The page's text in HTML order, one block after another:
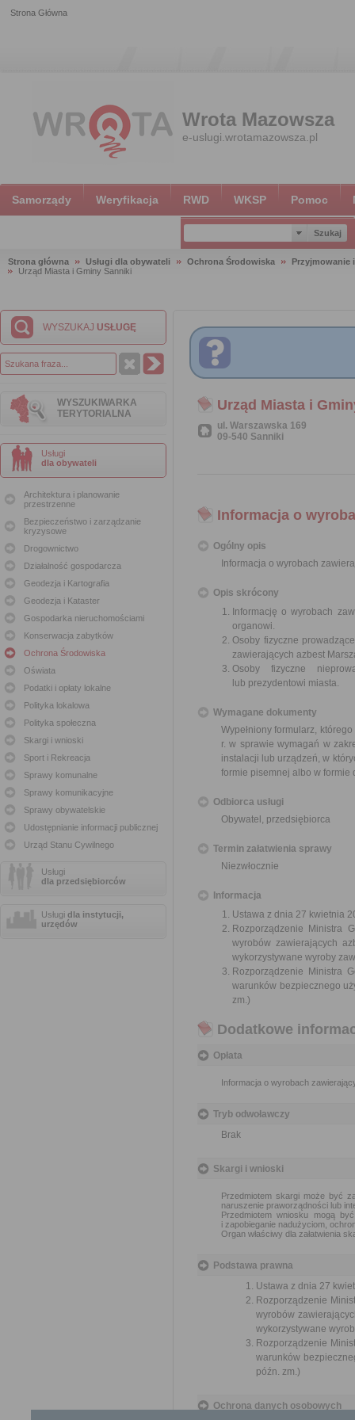
Strona Główna
Wrota Mazowsza
e-uslugi.wrotamazowsza.pl
Samorządy Weryfikacja RWD WKSP Pomoc
Strona główna Usługi dla obywateli Ochrona Środowiska
Przyjmowanie
Urząd Miasta i Gminy Sanniki
WYSZUKAJ USŁUGĘ
WYSZUKIWARKA
TERYTORIALNA
Usługi
dla obywateli
Architektura i planowanie
przestrzenne
Bezpieczeństwo i zarządzanie
kryzysowe
Drogownictwo
Działalność gospodarcza
Geodezja i Kartografia
Geodezja i Kataster
Gospodarka nieruchomościami
Konserwacja zabytków
Ochrona Środowiska
Oświata
Podatki i opłaty lokalne
Polityka lokalowa
Polityka społeczna
Skargi i wnioski
Sport i Rekreacja
Sprawy komunalne
Sprawy komunikacyjne
Sprawy obywatelskie
Udostępnianie informacji publicznej
Urząd Stanu Cywilnego
Usługi
dla przedsiębiorców
Usługi dla instytucji,
urzędów
Urząd Miasta i
ul. Warszawska 169
09-540 Sanniki
Informacja o
Ogólny opis
Informacja o wyrobach
Opis skrócony
Informację o wyrobach
organowi.
Osoby fizyczne
zawierających azbest
Osoby fizyczne
lub prezydentowi miasta.
Wymagane dokumenty
Wypełniony formularz,
r. w sprawie wymagań w
instalacji lub urządzeń, w
formie pisemnej albo w formie
Odbiorca usługi
Obywatel, przedsiębiorca
Termin załatwienia sprawy
Niezwłocznie
Informacja
Ustawa z dnia 27 kwietnia
Rozporządzenie Ministra
wyrobów zawierających
wykorzystywane wyroby
Rozporządzenie Ministra
warunków bezpiecznego
zm.)
Dodatkowe
Opłata
Informacja o wyrobach
Tryb odwoławczy
Brak
Skargi i wnioski
Przedmiotem skargi może być
naruszenie praworządności lub
Przedmiotem wniosku mogą
i zapobieganie nadużyciom,
Organ właściwy dla załatwienia
Podstawa prawna
Ustawa z dnia 27
Rozporządzenie
wyrobów
wykorzystywane
Rozporządzenie
warunków
późn. zm.)
Ochrona danych osobowych